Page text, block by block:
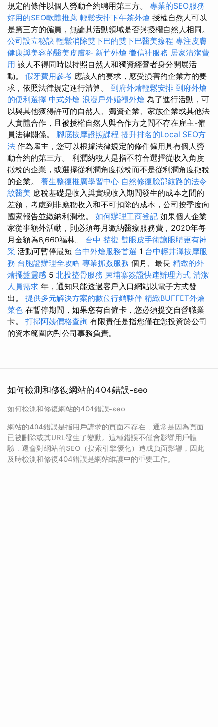
規定的條件以個人勞動合約聘用第三方。 專業的SEO服務
好用的SEO軟體推薦 輕鬆安排下午茶外燴 授權自然人可以
是第三方的僱員，無論其活動領域是否與授權自然人相同。
公司設立秘訣 輕鬆消除雙下巴的雙下巴醫美療程 專注皮膚
健康與美容的醫美皮膚科 新竹外燴 徵信社服務 居家清潔費
用 該人不得同時以持照自然人和獨資經營者身分開展活
動。 假牙費用參考 應該人的要求，應受損害的企業方的要
求，依照法律規定進行清算。 到府外燴輕鬆安排 到府外燴
的便利選擇 中式外燴 浪漫戶外婚禮外燴 為了進行活動，可
以與其他獲得許可的自然人、獨資企業、家族企業或其他法
人實體合作，且被授權自然人與合作方之間不存在雇主-僱
員法律關係。 腳底按摩證照課程 提升排名的Local SEO方
法 作為雇主，您可以根據法律規定的條件僱用具有個人勞
動合約的第三方。 利潤納稅人是指不符合選擇從收入角度
徵稅的企業，或選擇從利潤角度徵稅而不是從利潤角度徵稅
的企業。 養生整復推廣學習中心 自然修復臉部紋路的法令
紋醫美 應稅基礎是收入與實現​​收入期間發生的成本之間的
差額，考慮到非應稅收入和不可扣除的成本，公司按季度向
國家報告並繳納利潤稅。 如何辦理工商登記 如果個人企業
家從事額外活動，則必須每月繳納醫療服務費，2020年每
月金額為6,660福林。 台中 整復 雙眼皮手術讓眼睛更有神
采 活動可暫停最短 台中外燴服務首選 1 台中輕井澤按摩服
務 台胞證辦理全攻略 專業抓姦服務 個月、最長 精緻的外
燴擺盤靈感 5 北投整骨服務 柬埔寨簽證快速辦理方式 清潔
人員需求 年，通知只能透過客戶入口網站以電子方式發
出。 提供多元解決方案的數位行銷夥伴 精緻BUFFET外燴
菜色 在暫停期間，如果您有自僱卡，您必須提交自營職業
卡。 打掃阿姨價格查詢 有限責任是指您僅在您投資於公司
的資本範圍內對公司事務負責。
如何檢測和修復網站的404錯誤-seo
如何檢測和修復網站的404錯誤-seo
網站的404錯誤是指用戶請求的頁面不存在，通常是因為頁面
已被刪除或其URL發生了變動。這種錯誤不僅會影響用戶體
驗，還會對網站的SEO（搜索引擎優化）造成負面影響，因此
及時檢測和修復404錯誤是網站維護中的重要工作。